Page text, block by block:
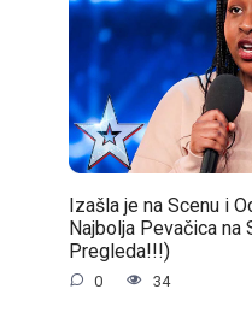
Izašla je na Scenu i
Najbolja Pevačica na
Pregleda!!!)
0 34